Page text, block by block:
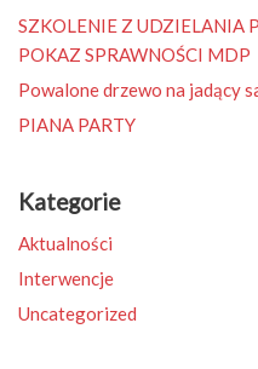
SZKOLENIE Z UDZIELANIA
POKAZ SPRAWNOŚCI MDP
Powalone drzewo na jadący
PIANA PARTY
Kategorie
Aktualności
Interwencje
Uncategorized